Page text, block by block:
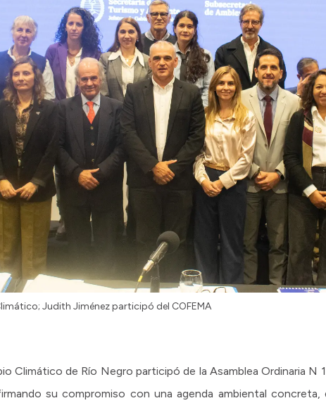
Judith Jiménez participó del COFEMA
Climático de Río Negro participó de la Asamblea Ordinaria N
su compromiso con una agenda ambiental